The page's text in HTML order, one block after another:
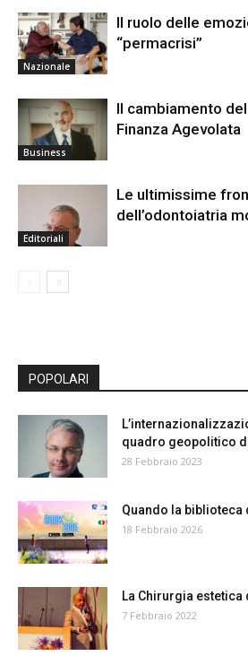
Nazionale
Il ruolo delle
“permacrisi”
Business
Il cambiamento
Finanza Agevolata
Editoriali
Le ultimissime
dell’odontoiatria
POPOLARI
quadro geopolitico
28 Febbraio 2023
Quando la
18 Febbraio 2026
La Chirurgia estetica
7 Febbraio 2022